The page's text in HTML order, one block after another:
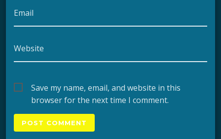
Email
Website
Save my name, email, and website in this
browser for the next time I comment.